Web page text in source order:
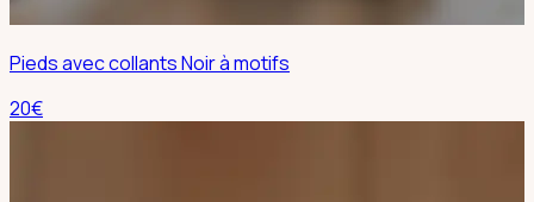
Pieds avec collants Noir à motifs
20€